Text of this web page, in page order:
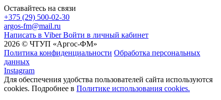
Оставайтесь на связи
+375 (29) 500-02-30
argos-fm@mail.ru
Написать в Viber Войти в личный кабинет
2026 © ЧТУП «Аргос-ФМ»
Политика конфиденциальности Обработка персональных
данных
Instagram
Для обеспечения удобства пользователей сайта используются
cookies. Подробнее в Политике использования cookies.